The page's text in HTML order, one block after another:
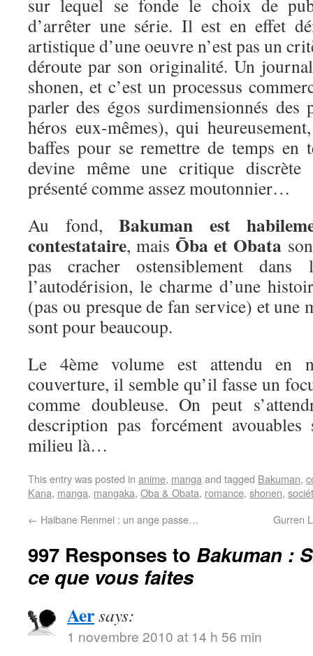
sur lequel se fonde le choix de
d’arrêter une série. Il est en effet
artistique d’une oeuvre n’est pas un
déroute par son originalité. Un
shonen, et c’est un processus
parler des égos surdimensionnés des
héros eux-mêmes), qui
baffes pour se remettre de temps en
devine même une critique
présenté comme assez moutonnier…
Au fond, Bakuman est
contestataire, mais Ōba et Obata
pas cracher ostensiblement dans
l’autodérision, le charme d’une
(pas ou presque de fan service) et une
sont pour beaucoup.
Le 4ème volume est attendu en
couverture, il semble qu’il fasse un
comme doubleuse. On peut
description pas forcément
milieu là…
This entry was posted in anime, manga and tagged Bakuman,
Kana, manga, mangaka, Oba & Obata, romance, shonen,
← Haibane Renmei : un ange passe… Gurren
997 Responses to Bakuman :
ce que vous faites
Aersays:
1 novembre 2010 at 14 h 56 min